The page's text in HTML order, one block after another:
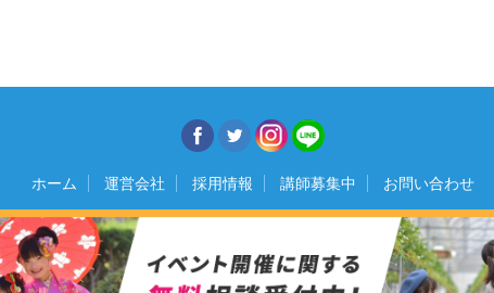
ホーム 運営会社 採用情報 講師募集中 お問い合わせ